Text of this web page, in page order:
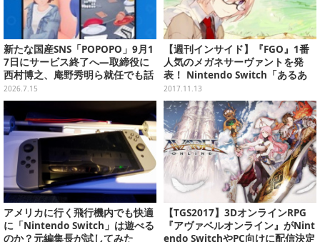
新たな国産SNS「POPOPO」9月1
7日にサービス終了へ―取締役に
西村博之、庵野秀明ら就任でも話
題、約6か月で幕
2026.7.15
【週刊インサイド】『FGO』1番
人気のメガネサーヴァントを発
表！ Nintendo Switch「あるあ
る8選」や『FGO』のアップデー
トにも注目集まる
2017.11.13
アメリカに行く飛行機内でも快適
に「Nintendo Switch」は遊べる
のか？元編集長が試してみた
【TGS2017】3DオンラインRPG
『アヴァベルオンライン』がNint
endo SwitchやPC向けに配信決定